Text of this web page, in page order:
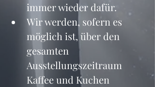
immer wieder dafür.
Wir werden, sofern es
möglich ist, über den
gesamten
Ausstellungszeitraum
Kaffee und Kuchen